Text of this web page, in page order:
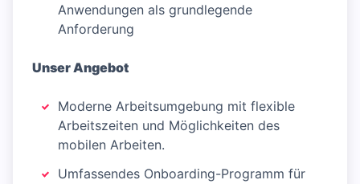
Anwendungen als grundlegende
Anforderung
Unser Angebot
Moderne Arbeitsumgebung mit flexible
Arbeitszeiten und Möglichkeiten des
mobilen Arbeiten.
Umfassendes Onboarding-Programm für